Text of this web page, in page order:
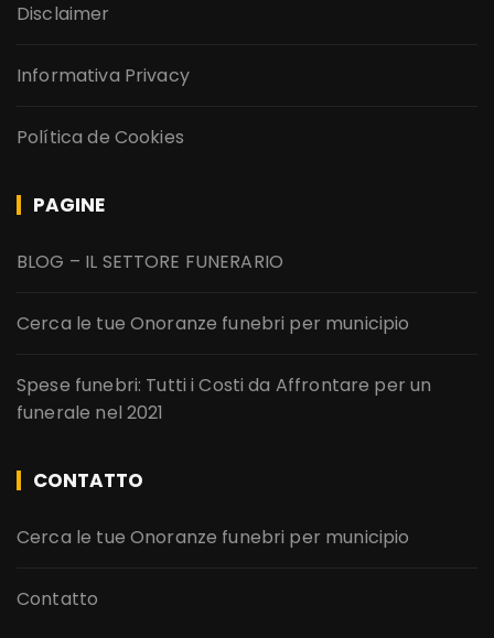
Disclaimer
Informativa Privacy
Política de Cookies
PAGINE
BLOG – IL SETTORE FUNERARIO
Cerca le tue Onoranze funebri per municipio
Spese funebri: Tutti i Costi da Affrontare per un
funerale nel 2021
CONTATTO
Cerca le tue Onoranze funebri per municipio
Contatto